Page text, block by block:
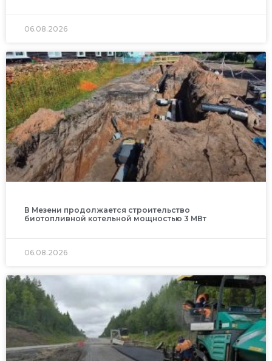
06.08.2026
В Мезени продолжается строительство
биотопливной котельной мощностью 3 МВт
06.08.2026